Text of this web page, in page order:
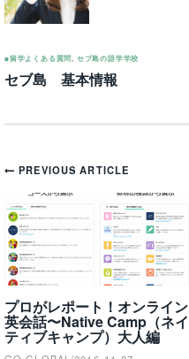
■留学よくある質問, セブ島の語学学校
セブ島 基本情報
Post
navigation
PREVIOUS ARTICLE
プロがレポート！オンライン
英会話〜Native Camp（ネイ
ティブキャンプ）大人編